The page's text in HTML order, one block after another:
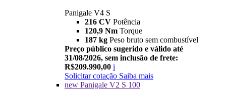
Panigale V4 S
216 CV Potência
120,9 Nm Torque
187 kg Peso bruto sem combustível
Preço público sugerido e válido até
31/08/2026, sem inclusão de frete:
R$209.990,00 i
Solicitar cotação Saiba mais
new Panigale V2 S 100